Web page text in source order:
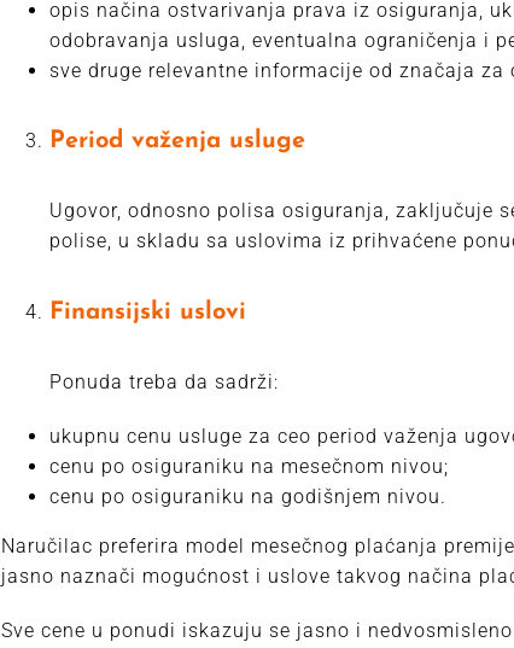
opis načina ostvarivanja prava iz osiguranja,
odobravanja usluga, eventualna ograničenja i
sve druge relevantne informacije od značaja za
Period važenja usluge
Ugovor, odnosno polisa osiguranja, zaključuje
polise, u skladu sa uslovima iz prihvaćene
Finansijski uslovi
Ponuda treba da sadrži:
ukupnu cenu usluge za ceo period važenja
cenu po osiguraniku na mesečnom nivou;
cenu po osiguraniku na godišnjem nivou.
Naručilac preferira model mesečnog plaćanja
jasno naznači mogućnost i uslove takvog načina
Sve cene u ponudi iskazuju se jasno i